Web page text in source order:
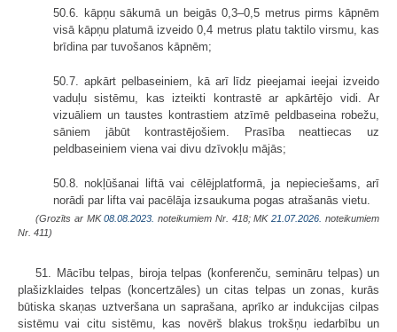
50.6. kāpņu sākumā un beigās 0,3–0,5 metrus pirms kāpnēm
visā kāpņu platumā izveido 0,4 metrus platu taktilo virsmu, kas
brīdina par tuvošanos kāpnēm;
50.7. apkārt pelbaseiniem, kā arī līdz pieejamai ieejai izveido
vaduļu sistēmu, kas izteikti kontrastē ar apkārtējo vidi. Ar
vizuāliem un taustes kontrastiem atzīmē peldbaseina robežu,
sāniem jābūt kontrastējošiem. Prasība neattiecas uz
peldbaseiniem viena vai divu dzīvokļu mājās;
50.8. nokļūšanai liftā vai cēlējplatformā, ja nepieciešams, arī
norādi par lifta vai pacēlāja izsaukuma pogas atrašanās vietu.
(Grozīts ar MK08.08.2023. noteikumiem Nr. 418; MK21.07.2026. noteikumiem
Nr. 411)
51. Mācību telpas, biroja telpas (konferenču, semināru telpas) un
plašizklaides telpas (koncertzāles) un citas telpas un zonas, kurās
būtiska skaņas uztveršana un saprašana, aprīko ar indukcijas cilpas
sistēmu vai citu sistēmu, kas novērš blakus trokšņu iedarbību un